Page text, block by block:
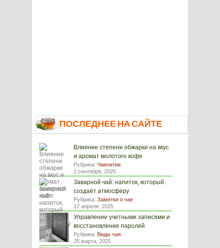
ПОСЛЕДНЕЕ НА САЙТЕ
Влияние степени обжарки на вкус
и аромат молотого кофе
Рубрика: Чаепитие
2 сентября, 2025
Заварной чай: напиток, который
создаёт атмосферу
Рубрика: Заметки о чае
17 апреля, 2025
Управление учетными записями и
восстановление паролей
Рубрика: Виды чая
25 марта, 2025